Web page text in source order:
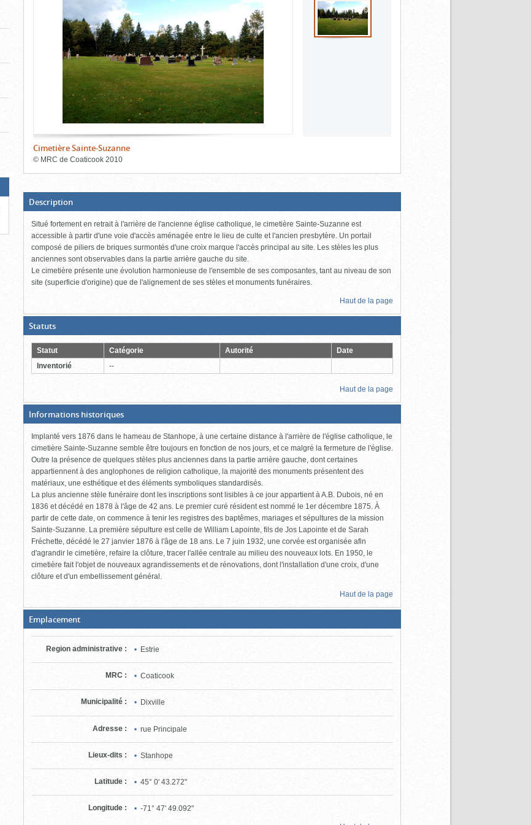
contenu)
le
contenu)
l'onglet
Images
Cimetière Sainte-Suzanne
© MRC de Coaticook 2010
bloc
d'onglets
Description(Boite
ouverte,
cliquer
pour
fermer)
Situé fortement en retrait à l'arrière de l'ancienne église catholique, le cimetière Sainte-Suzanne est
accessible à partir d'une voie d'accès aménagée entre le lieu de culte et l'ancien presbytère. Un portail
composé de piliers de briques surmontés d'une croix marque l'accès principal au site. Les stèles les plus
anciennes sont observables dans la partie arrière gauche du site.
Le cimetière présente une évolution harmonieuse de l'ensemble de ses composantes, tant au niveau de son
site (superficie d'origine) que de l'alignement de ses stèles et monuments funéraires.
Haut de la page
Statuts(Boite
ouverte,
cliquer
pour
fermer)
Statut Catégorie Autorité
Date
Inventorié
--
Haut de la page
Informations historiques(Boite
fermée,
pour
ouvrir)
Implanté vers 1876 dans le hameau de Stanhope, à une certaine distance à l'arrière de l'église catholique, le
cimetière Sainte-Suzanne semble être toujours en fonction de nos jours, et ce malgré la fermeture de l'église.
Outre la présence de quelques stèles plus anciennes dans la partie arrière gauche, dont certaines
appartiennent à des anglophones de religion catholique, la majorité des monuments présentent des
matériaux, une esthétique et des éléments symboliques standardisés.
La plus ancienne stèle funéraire dont les inscriptions sont lisibles à ce jour appartient à A.B. Dubois, né en
1836 et décédé en 1878 à l'âge de 42 ans. Le premier curé résident est nommé le 1er décembre 1875. À
partir de cette date, on commence à tenir les registres des baptêmes, mariages et sépultures de la mission
Sainte-Suzanne. La première sépulture est celle de William Lapointe, fils de Jos Lapointe et de Sarah
Fréchette, décédé le 27 janvier 1876 à l'âge de 18 ans. Le 7 juin 1932, une corvée est organisée afin
d'agrandir le cimetière, refaire la clôture, tracer l'allée centrale au milieu des nouveaux lots. En 1950, le
cimetière fait l'objet de nouveaux agrandissements et de rénovations, dont l'installation d'une croix, d'une
clôture et d'un embellissement général.
Haut de la page
Emplacement(Boite
fermée,
cliquer
pour
ouvrir)
Region administrative : Estrie
MRC : Coaticook
Municipalité : Dixville
Adresse : rue Principale
Lieux-dits : Stanhope
Latitude : 45° 0' 43.272"
Longitude : -71° 47' 49.092"